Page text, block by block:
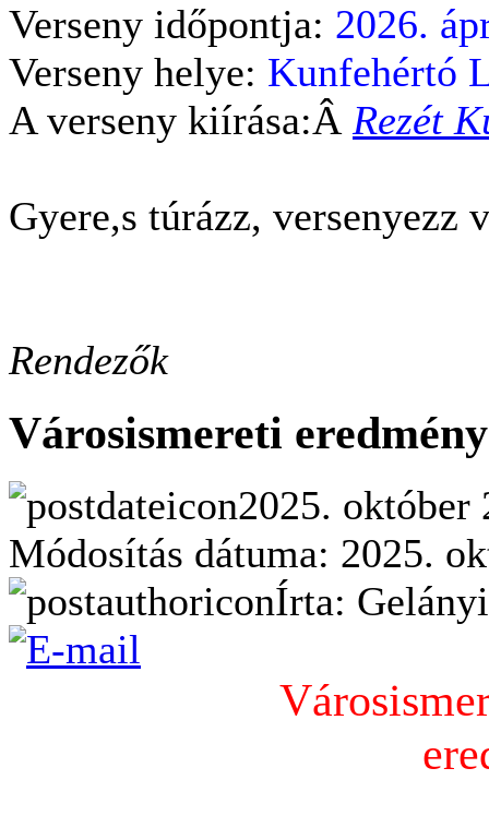
Verseny időpontja: 2026.
Verseny helye: Kunfehértó
A verseny kiírása:Â Rezét
Gyere,s túrázz, versenyezz
Rendezők
Városismereti
2025.
Módosítás dátuma: 2025.
Írta: